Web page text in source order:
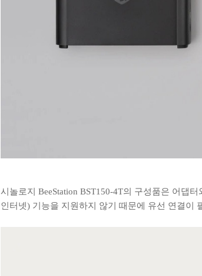
시놀로지 BeeStation BST150-4T의 구성품은 어댑
인터넷) 기능을 지원하지 않기 때문에 유선 연결이